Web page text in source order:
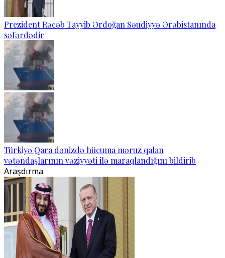
Prezident Rəcəb Tayyib Ərdoğan Səudiyyə Ərəbistanında
səfərdədir
Türkiyə Qara dənizdə hücuma məruz qalan
vətəndaşlarının vəziyyəti ilə maraqlandığını bildirib
Araşdırma